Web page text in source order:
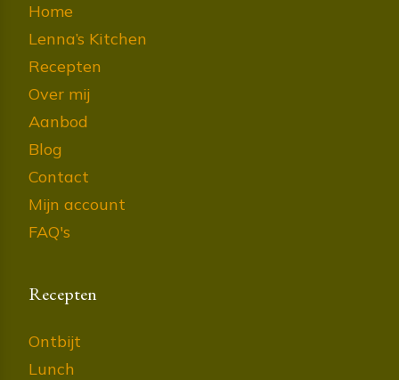
Home
Lenna’s Kitchen
Recepten
Over mij
Aanbod
Blog
Contact
Mijn account
FAQ's
Recepten
Ontbijt
Lunch